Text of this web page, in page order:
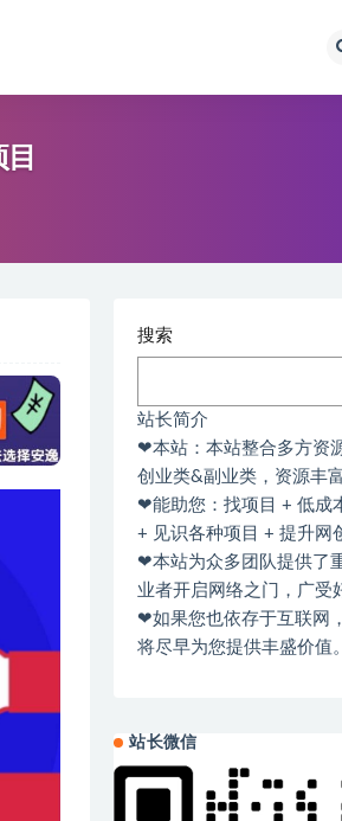
搜索
站长简介
❤本站：本站整合多方资
创业类&副业类，资源丰
❤能助您：找项目 + 低成
+ 见识各种项目 + 提升网
❤本站为众多团队提供了
业者开启网络之门，广受
❤如果您也依存于互联网
将尽早为您提供丰盛价值
站长微信